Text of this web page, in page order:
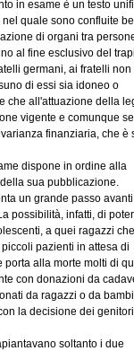
in esame è un testo
quale sono confluite
di organi tra
al fine esclusivo del
germani, ai fratelli non
di essi sia idoneo o
che all'attuazione della
vigente e comunque
finanziaria, che è
dispone in ordine alla
sua pubblicazione.
un grande passo avanti
possibilità, infatti, di poter
a quei ragazzi
pazienti in attesa di
alla morte molti di
con donazioni da
da ragazzi o da
la decisione dei
soltanto i due